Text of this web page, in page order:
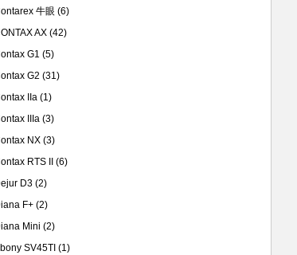
牛眼 (6)
AX (42)
G1 (5)
G2 (31)
IIa (1)
IIIa (3)
NX (3)
RTS II
(6)
D3 (2)
F+ (2)
Mini (2)
SV45TI (1)